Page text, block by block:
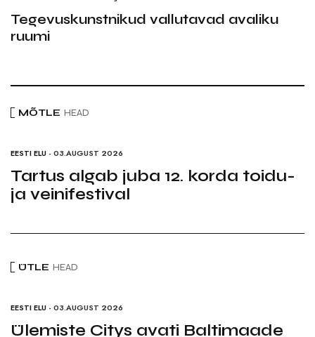
Tegevuskunstnikud vallutavad avaliku
ruumi
MÕTLE HEAD
EESTI ELU - 03.AUGUST 2026
Tartus algab juba 12. korda toidu-
ja veinifestival
ÜTLE HEAD
EESTI ELU - 03.AUGUST 2026
Ülemiste Citys avati Baltimaade